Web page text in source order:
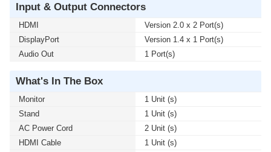
Input & Output Connectors
HDMI
Version 2.0 x 2 Port(s)
DisplayPort
Version 1.4 x 1 Port(s)
Audio Out
1 Port(s)
What's In The Box
Monitor
1 Unit (s)
Stand
1 Unit (s)
AC Power Cord
2 Unit (s)
HDMI Cable
1 Unit (s)